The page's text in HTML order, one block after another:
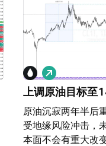
上调原油目标至
原油沉寂两年半后
受地缘风险冲击，
本面不会有重大改
做
多